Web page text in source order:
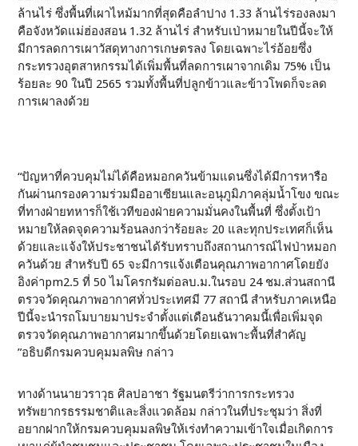
ล้านไร่ ซึ่งพื้นที่เผาไหม้มากที่สุดคือลำปาง 1.33 ล้านไร่รองลงมา
คือจังหวัดแม่ฮ่องสอน 1.32 ล้านไร่ สำหรับเป่าหมายในปีนี้จะให้
มีการลดการเผาวัสดุทางการเกษตรลง โดยเฉพาะไร่อ้อยซึ่ง
กระทรวงอุตสาหกรรมได้เพิ่มพื้นที่ลดการเผาจากเดิม 75% เป็น
ร้อยละ 90 ในปี 2565 รวมทั้งพื้นที่ปลูกข้าวและข้าวโพดก็จะลด
การเผาลงด้วย
“ปัญหาที่ควบคุมไม่ได้คือหมอกควันข้ามแดนซึ่งได้มีการหารือ
กันผ่านกรองความร่วมมืออาเซียนและอนุภูมิภาคลุ่มน้ำโขง ขณะ
ที่ทางฝ่ายทหารก็ใช้เวทีของฝ่ายความมั่นคงในพื้นที่ ซึ่งตั้งเป้า
หมายให้ลดจุดความร้อนลงกว่าร้อยละ 20 และทุกประเทศก็เห็น
ด้วยและแจ้งให้ประชาชนได้รับทราบถึงสถานการณ์ไฟป่าหมอก
ควันด้วย สำหรับปี 65 จะมีการแจ้งเตือนคุณภาพอากาศโดยยัง
อิงค่าpm2.5 ที่ 50 ไมโครกรัมต่อลบ.ม.ในรอบ 24 ชม.ส่วนสถานี
ตรวจวัดคุณภาพอากาศทั่วประเทศมี 77 สถานี สำหรับภาคเหนือ
ปีนี้จะนำรถโมบายมาประจำตั้งแต่เดือนธันวาคมนี้เพื่อเพิ่มจุด
ตรวจวัดคุณภาพอากาศมากขึ้นด้วยโดยเฉพาะพื้นที่สำคัญ
”อธิบดีกรมควบคุมมลพิษ กล่าว
ทางด้านนายวราวุธ ศิลปอาชา รัฐมนตรีว่าการกระทรวง
ทรัพยากรธรรมชาติและสิ่งแวดล้อม กล่าวในที่ประชุมว่า สิ่งที่
อยากฝากให้กรมควบคุมมลพิษให้เร่งทำความเข้าใจเมื่อเกิดการ